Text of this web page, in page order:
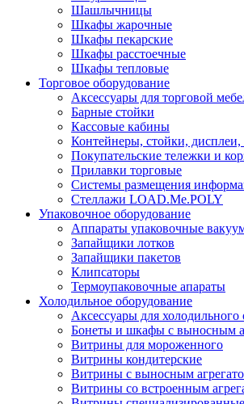
Шашлычницы
Шкафы жарочные
Шкафы пекарские
Шкафы расстоечные
Шкафы тепловые
Торговое оборудование
Аксессуары для торговой
Барные стойки
Кассовые кабины
Контейнеры, стойки,
Покупательские тележки и
Прилавки торговые
Системы размещения
Стеллажи LOAD.Me.POLY
Упаковочное оборудование
Аппараты упаковочные
Запайщики лотков
Запайщики пакетов
Клипсаторы
Термоупаковочные апараты
Холодильное оборудование
Аксессуары для холодильного
Бонеты и шкафы с выносным
Витрины для мороженного
Витрины кондитерские
Витрины с выносным
Витрины со встроенным